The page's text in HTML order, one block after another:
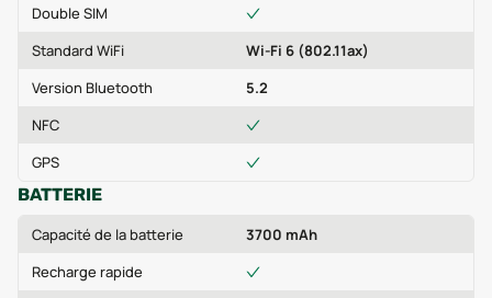
Double SIM
Standard WiFi
Wi-Fi 6 (802.11ax)
Version Bluetooth
5.2
NFC
GPS
BATTERIE
Capacité de la batterie
3700 mAh
Recharge rapide